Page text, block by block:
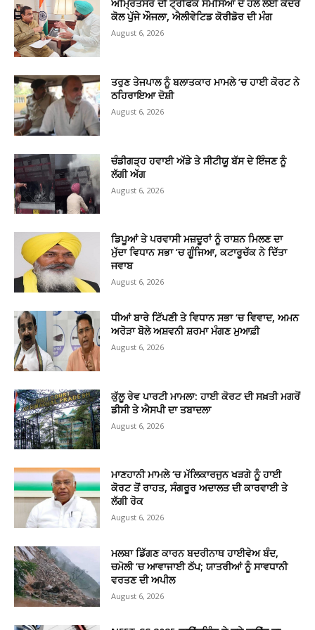
ਅੰਮ੍ਰਿਤਸਰ ਦੀ ਟ੍ਰੈਫਿਕ ਸਮੱਸਿਆ ਦੇ ਹੱਲ ਲਈ ਕੇਂਦਰ
ਕੋਲ ਪੁੱਜੇ ਔਜਲਾ, ਐਲੀਵੇਟਿਡ ਕੋਰੀਡੋਰ ਦੀ ਮੰਗ
August 6, 2026
ਤਰੁਣ ਤੇਜਪਾਲ ਨੂੰ ਬਲਾਤਕਾਰ ਮਾਮਲੇ ’ਚ ਹਾਈ ਕੋਰਟ ਨੇ
ਠਹਿਰਾਇਆ ਦੋਸ਼ੀ
August 6, 2026
ਚੰਡੀਗੜ੍ਹ ਹਵਾਈ ਅੱਡੇ ਤੇ ਸੀਟੀਯੂ ਬੱਸ ਦੇ ਇੰਜਣ ਨੂੰ
ਲੱਗੀ ਅੱਗ
August 6, 2026
ਡਿਪੂਆਂ ਤੇ ਪਰਵਾਸੀ ਮਜ਼ਦੂਰਾਂ ਨੂੰ ਰਾਸ਼ਨ ਮਿਲਣ ਦਾ
ਮੁੱਦਾ ਵਿਧਾਨ ਸਭਾ ’ਚ ਗੂੰਜਿਆ, ਕਟਾਰੂਚੱਕ ਨੇ ਦਿੱਤਾ
ਜਵਾਬ
August 6, 2026
ਧੀਆਂ ਬਾਰੇ ਟਿੱਪਣੀ ਤੇ ਵਿਧਾਨ ਸਭਾ ‘ਚ ਵਿਵਾਦ, ਅਮਨ
ਅਰੋੜਾ ਬੋਲੇ ਅਸ਼ਵਨੀ ਸ਼ਰਮਾ ਮੰਗਣ ਮੁਆਫ਼ੀ
August 6, 2026
ਕੁੱਲੂ ਰੇਵ ਪਾਰਟੀ ਮਾਮਲਾ: ਹਾਈ ਕੋਰਟ ਦੀ ਸਖ਼ਤੀ ਮਗਰੋਂ
ਡੀਸੀ ਤੇ ਐਸਪੀ ਦਾ ਤਬਾਦਲਾ
August 6, 2026
ਮਾਣਹਾਨੀ ਮਾਮਲੇ ‘ਚ ਮੱਲਿਕਾਰਜੁਨ ਖੜਗੇ ਨੂੰ ਹਾਈ
ਕੋਰਟ ਤੋਂ ਰਾਹਤ, ਸੰਗਰੂਰ ਅਦਾਲਤ ਦੀ ਕਾਰਵਾਈ ਤੇ
ਲੱਗੀ ਰੋਕ
August 6, 2026
ਮਲਬਾ ਡਿੱਗਣ ਕਾਰਨ ਬਦਰੀਨਾਥ ਹਾਈਵੇਅ ਬੰਦ,
ਚਮੋਲੀ ‘ਚ ਆਵਾਜਾਈ ਠੱਪ; ਯਾਤਰੀਆਂ ਨੂੰ ਸਾਵਧਾਨੀ
ਵਰਤਣ ਦੀ ਅਪੀਲ
August 6, 2026